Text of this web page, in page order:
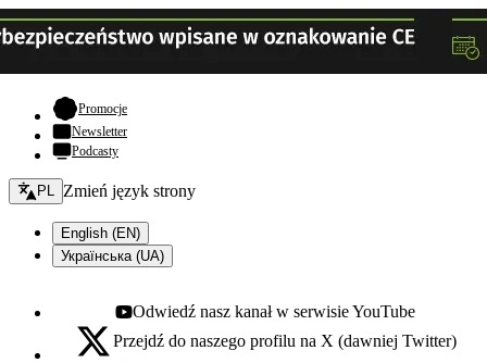
Promocje- otwiera się w nowej karcie
Newsletter
Podcasty
Zmień język - bieżący:
PL Zmień język strony
English (EN)
Українська (UA)
Youtube - otwiera się w nowej karcie
Odwiedź nasz kanał w serwisie YouTube
X - otwiera się w nowej karcie
Przejdź do naszego profilu na X (dawniej Twitter)